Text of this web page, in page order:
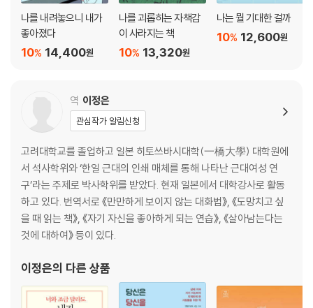
제5장 내 인생의 주인공은 도대체 누구일까?
24 모든 문제는 스스로 만들어내고 있다
26 자기긍정감이 중요하다
27 지금의 나를 있는 그대로 인정하라
28 나 자신에게 무죄를 선고하라
29 하루에 1통씩 감사편지를 써라
30 나는 사랑이 없었다면 살아남을 수 없었다
31 나의 행복을 진심으로 기뻐해주는 사람은 누구인가?
제6장 나는 누구를 위해 살고 있는 걸까?
32 나는 누구를 위해 그렇게 노력해왔나?
33 마음 놓고 웃을 수 있는 일을 하라
34 내가 사랑받고 있다는 증거를 모아라
35 나답게 살아가는 나를 상담사로 지명하라
나를 내려놓으니 내가
좋아졌다
14,400원
10%
나를 괴롭히는 자책감
이 사라지는 책
13,320원
10%
나는 뭘 기대한 걸까
12,600원
10%
역 이정은
관심작가 알림신청
고려대학교를 졸업하고 일본 히토쓰바시대학(一橋大學) 대학원에
서 석사학위와 ‘한일 근대의 인쇄 매체를 통해 나타난 근대여성 연
구’라는 주제로 박사학위를 받았다. 현재 일본에서 대학강사로 활동
하고 있다. 번역서로 《만만하게 보이지 않는 대화법》, 《도망치고 싶
을 때 읽는 책》, 《자기 자신을 좋아하게 되는 연습》, 《살아남는다는
것에 대하여》 등이 있다.
이정은의 다른 상품